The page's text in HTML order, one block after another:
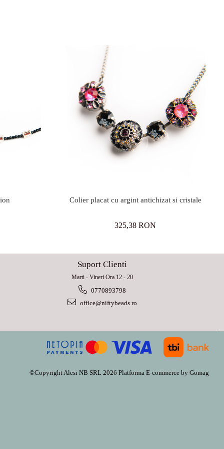
Colier placat cu argint antichizat si cristale
325,38 RON
Suport Clienti
Marti - Vineri Ora 12 - 20
0770893798
office@niftybeads.ro
©Copyright Alesi NB SRL 2026 Platforma E-commerce by Gomag